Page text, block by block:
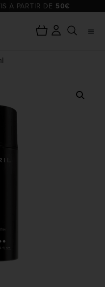
A PARTIR DE 50€